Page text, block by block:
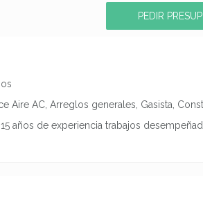
PEDIR
Aire AC, Arreglos generales, Gasista,
15 años de experiencia trabajos